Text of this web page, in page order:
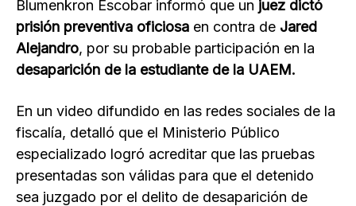
Blumenkron Escobar informó que un juez dictó
prisión preventiva oficiosa en contra de Jared
Alejandro, por su probable participación en la
desaparición de la estudiante de la UAEM.
En un video difundido en las redes sociales de la
fiscalía, detalló que el Ministerio Público
especializado logró acreditar que las pruebas
presentadas son válidas para que el detenido
sea juzgado por el delito de desaparición de